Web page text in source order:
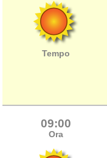
Tempo
09:00
Ora